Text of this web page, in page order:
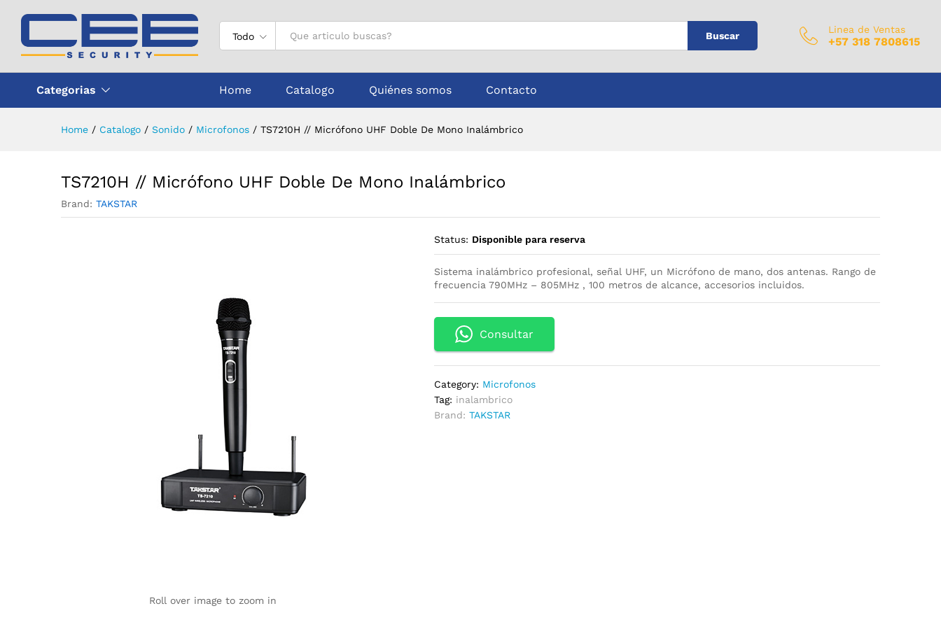
Todo Buscar
Linea de Ventas
+57 318 7808615
Categorias Home Catalogo Quiénes somos Contacto
Home / Catalogo / Sonido / Microfonos / TS7210H // Micrófono UHF Doble De Mono Inalámbrico
TS7210H // Micrófono UHF Doble De Mono Inalámbrico
Brand: TAKSTAR
Roll over image to zoom in
Status: Disponible para reserva
Sistema inalámbrico profesional, señal UHF, un Micrófono de mano, dos antenas. Rango de
frecuencia 790MHz – 805MHz , 100 metros de alcance, accesorios incluidos.
Consultar
Category: Microfonos
Tag: inalambrico
Brand:TAKSTAR
TS7210H // Micrófono UHF Doble De Mono Inalámbrico